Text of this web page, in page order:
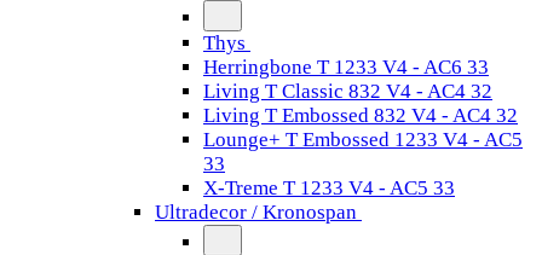
Thys
Herringbone T 1233 V4 - AC6 33
Living T Classic 832 V4 - AC4 32
Living T Embossed 832 V4 - AC4 32
Lounge+ T Embossed 1233 V4 - AC5
33
X-Treme T 1233 V4 - AC5 33
Ultradecor / Kronospan